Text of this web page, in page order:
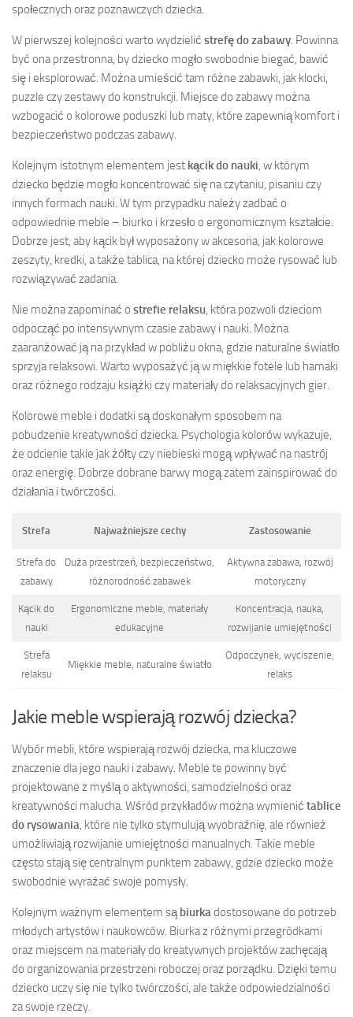
społecznych oraz poznawczych dziecka.
W pierwszej kolejności warto wydzielić strefę do zabawy. Powinna
być ona przestronna, by dziecko mogło swobodnie biegać, bawić
się i eksplorować. Można umieścić tam różne zabawki, jak klocki,
puzzle czy zestawy do konstrukcji. Miejsce do zabawy można
wzbogacić o kolorowe poduszki lub maty, które zapewnią komfort i
bezpieczeństwo podczas zabawy.
Kolejnym istotnym elementem jest kącik do nauki, w którym
dziecko będzie mogło koncentrować się na czytaniu, pisaniu czy
innych formach nauki. W tym przypadku należy zadbać o
odpowiednie meble – biurko i krzesło o ergonomicznym kształcie.
Dobrze jest, aby kącik był wyposażony w akcesoria, jak kolorowe
zeszyty, kredki, a także tablica, na której dziecko może rysować lub
rozwiązywać zadania.
Nie można zapominać o strefie relaksu, która pozwoli dzieciom
odpocząć po intensywnym czasie zabawy i nauki. Można
zaaranżować ją na przykład w pobliżu okna, gdzie naturalne światło
sprzyja relaksowi. Warto wyposażyć ją w miękkie fotele lub hamaki
oraz różnego rodzaju książki czy materiały do relaksacyjnych gier.
Kolorowe meble i dodatki są doskonałym sposobem na
pobudzenie kreatywności dziecka. Psychologia kolorów wykazuje,
że odcienie takie jak żółty czy niebieski mogą wpływać na nastrój
oraz energię. Dobrze dobrane barwy mogą zatem zainspirować do
działania i twórczości.
Strefa Najważniejsze cechy Zastosowanie
Strefa do
zabawy
Duża przestrzeń, bezpieczeństwo,
różnorodność zabawek
Aktywna zabawa, rozwój
motoryczny
Kącik do
nauki
Ergonomiczne meble, materiały
edukacyjne
Koncentracja, nauka,
rozwijanie umiejętności
Strefa
relaksu
Miękkie meble, naturalne światło
Odpoczynek, wyciszenie,
relaks
Jakie meble wspierają rozwój dziecka?
Wybór mebli, które wspierają rozwój dziecka, ma kluczowe
znaczenie dla jego nauki i zabawy. Meble te powinny być
projektowane z myślą o aktywności, samodzielności oraz
kreatywności malucha. Wśród przykładów można wymienić tablice
do rysowania, które nie tylko stymulują wyobraźnię, ale również
umożliwiają rozwijanie umiejętności manualnych. Takie meble
często stają się centralnym punktem zabawy, gdzie dziecko może
swobodnie wyrażać swoje pomysły.
Kolejnym ważnym elementem sąbiurkadostosowane do potrzeb
młodych artystów i naukowców. Biurka z różnymi przegródkami
oraz miejscem na materiały do kreatywnych projektów zachęcają
do organizowania przestrzeni roboczej oraz porządku. Dzięki temu
dziecko uczy się nie tylko twórczości, ale także odpowiedzialności
za swoje rzeczy.